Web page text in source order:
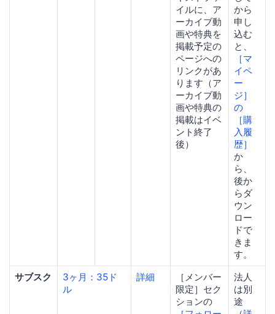
イルに、ア
ーカイブ動
画や特典を
掲載予定の
ページへの
リンクがあ
ります（ア
ーカイブ動
画や特典の
掲載はイベ
ント終了
後）
から
申し
込む
と、
［マ
イペ
ー
ジ］
の
［購
入履
歴］
か
ら、
後か
らダ
ウン
ロー
ドで
きま
す。
サブスク
3ヶ月：35ド
ル
詳細
［メンバー
限定］セク
ションの
法人
は別
途